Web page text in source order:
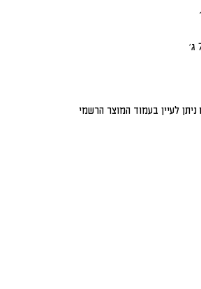
לעיין בעמוד המוצר הרשמי